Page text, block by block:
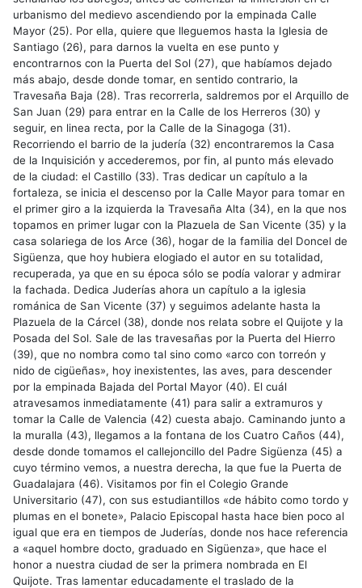
urbanismo del medievo ascendiendo por la empinada Calle
Mayor (25). Por ella, quiere que lleguemos hasta la Iglesia de
Santiago (26), para darnos la vuelta en ese punto y
encontrarnos con la Puerta del Sol (27), que habíamos dejado
más abajo, desde donde tomar, en sentido contrario, la
Travesaña Baja (28). Tras recorrerla, saldremos por el Arquillo de
San Juan (29) para entrar en la Calle de los Herreros (30) y
seguir, en linea recta, por la Calle de la Sinagoga (31).
Recorriendo el barrio de la judería (32) encontraremos la Casa
de la Inquisición y accederemos, por fin, al punto más elevado
de la ciudad: el Castillo (33). Tras dedicar un capítulo a la
fortaleza, se inicia el descenso por la Calle Mayor para tomar en
el primer giro a la izquierda la Travesaña Alta (34), en la que nos
topamos en primer lugar con la Plazuela de San Vicente (35) y la
casa solariega de los Arce (36), hogar de la familia del Doncel de
Sigüenza, que hoy hubiera elogiado el autor en su totalidad,
recuperada, ya que en su época sólo se podía valorar y admirar
la fachada. Dedica Juderías ahora un capítulo a la iglesia
románica de San Vicente (37) y seguimos adelante hasta la
Plazuela de la Cárcel (38), donde nos relata sobre el Quijote y la
Posada del Sol. Sale de las travesañas por la Puerta del Hierro
(39), que no nombra como tal sino como «arco con torreón y
nido de cigüeñas», hoy inexistentes, las aves, para descender
por la empinada Bajada del Portal Mayor (40). El cuál
atravesamos inmediatamente (41) para salir a extramuros y
tomar la Calle de Valencia (42) cuesta abajo. Caminando junto a
la muralla (43), llegamos a la fontana de los Cuatro Caños (44),
desde donde tomamos el callejoncillo del Padre Sigüenza (45) a
cuyo término vemos, a nuestra derecha, la que fue la Puerta de
Guadalajara (46). Visitamos por fin el Colegio Grande
Universitario (47), con sus estudiantillos «de hábito como tordo y
plumas en el bonete», Palacio Episcopal hasta hace bien poco al
igual que era en tiempos de Juderías, donde nos hace referencia
a «aquel hombre docto, graduado en Sigüenza», que hace el
honor a nuestra ciudad de ser la primera nombrada en El
Quijote. Tras lamentar educadamente el traslado de la